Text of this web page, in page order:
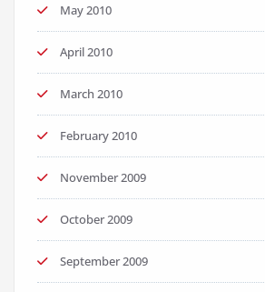
May 2010
April 2010
March 2010
February 2010
November 2009
October 2009
September 2009